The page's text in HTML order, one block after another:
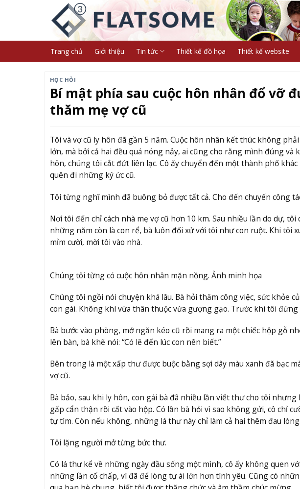
Trang chủ Giới thiệu Tin tức Thiết kế đồ họa Thiết kế website
HỌC HỎI
Bí mật phía sau cuộc hôn nhân đổ vỡ
thăm mẹ vợ cũ
Tôi và vợ cũ ly hôn đã gần 5 năm. Cuộc hôn nhân kết thúc không
lớn, mà bởi cả hai đều quá nóng nảy, ai cũng cho rằng mình đúng
hôn, chúng tôi cắt đứt liên lạc. Cô ấy chuyển đến một thành phố khác
quên đi những ký ức cũ.
Tôi từng nghĩ mình đã buông bỏ được tất cả. Cho đến chuyến công
Nơi tôi đến chỉ cách nhà mẹ vợ cũ hơn 10 km. Sau nhiều lần do dự,
những năm còn là con rể, bà luôn đối xử với tôi như con ruột. Khi tôi
mỉm cười, mời tôi vào nhà.
Chúng tôi từng có cuộc hôn nhân mặn nồng. Ảnh minh họa
Chúng tôi ngồi nói chuyện khá lâu. Bà hỏi thăm công việc, sức khỏe
con gái. Không khí vừa thân thuộc vừa gượng gạo. Trước khi tôi
Bà bước vào phòng, mở ngăn kéo cũ rồi mang ra một chiếc hộp gỗ
lên bàn, bà khẽ nói: “Có lẽ đến lúc con nên biết.”
Bên trong là một xấp thư được buộc bằng sợi dây màu xanh đã bạc
vợ cũ.
Bà bảo, sau khi ly hôn, con gái bà đã nhiều lần viết thư cho tôi
gấp cẩn thận rồi cất vào hộp. Có lần bà hỏi vì sao không gửi, cô chỉ
tự tìm. Còn nếu không, những lá thư này chỉ làm cả hai thêm đau
Tôi lặng người mở từng bức thư.
Có lá thư kể về những ngày đầu sống một mình, cô ấy không quen
những lần cố chấp, vì đã để lòng tự ái lớn hơn tình yêu. Cũng có